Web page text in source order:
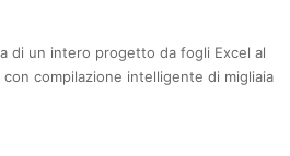
di un intero progetto da fogli Excel al
compilazione intelligente di migliaia